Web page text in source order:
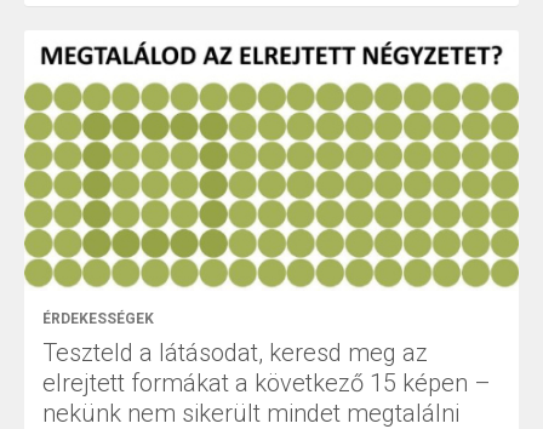
ÉRDEKESSÉGEK
Teszteld a látásodat, keresd meg az
elrejtett formákat a következő 15 képen –
nekünk nem sikerült mindet megtalálni